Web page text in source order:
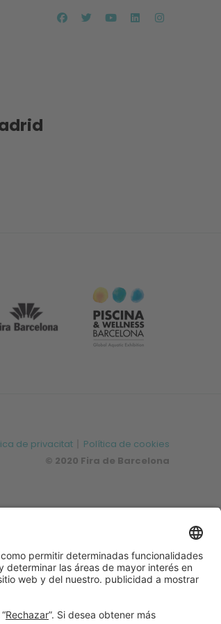
de privacitat
Política de cookies
© 2020 Fira de Barcelona